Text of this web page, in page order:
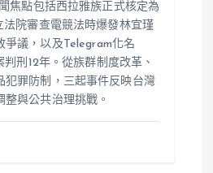
焦點包括西拉雅族正式核定為
法院審查電競法時爆發林宜瑾
爭議，以及Telegram化名
判刑12年。從族群制度改革、
犯罪防制，三起事件反映台灣
與公共治理挑戰。